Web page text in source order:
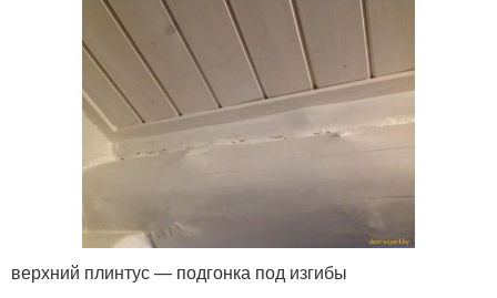
верхний плинтус — подгонка под изгибы